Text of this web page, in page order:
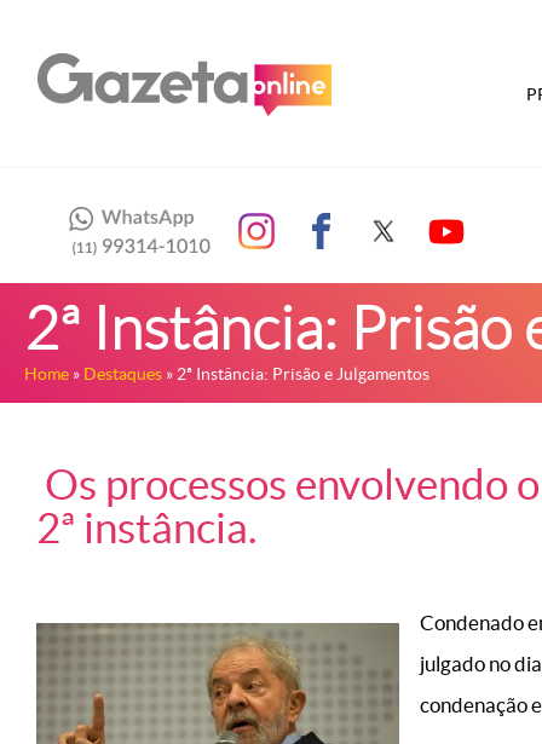
2ª Instância: Prisão
Home » Destaques » 2ª Instância: Prisão e Julgamentos
Os processos envolvendo
2ª instância.
Condenado
julgado no
condenação